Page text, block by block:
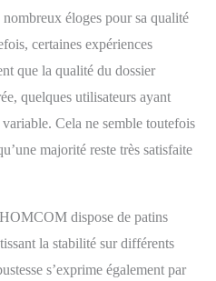
éloges pour sa qualité
certaines expériences
que la qualité du dossier
quelques utilisateurs ayant
Cela ne semble toutefois
majorité reste très satisfaite
dispose de patins
la stabilité sur différents
s’exprime également par